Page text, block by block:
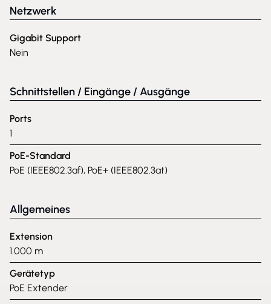
Netzwerk
Gigabit Support
Nein
Schnittstellen / Eingänge / Ausgänge
Ports
1
PoE-Standard
PoE (IEEE802.3af), PoE+ (IEEE802.3at)
Allgemeines
Extension
1.000 m
Gerätetyp
PoE Extender